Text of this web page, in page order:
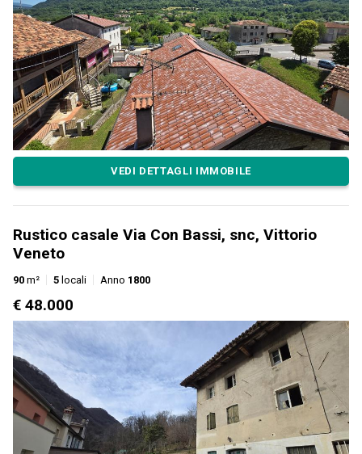
VEDI DETTAGLI IMMOBILE
Rustico casale Via Con Bassi, snc, Vittorio
Veneto
90 m² 5 locali Anno 1800
€ 48.000